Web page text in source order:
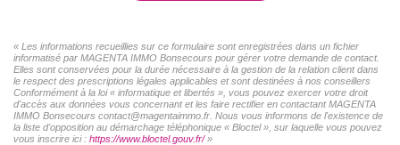
« Les informations recueillies sur ce formulaire sont enregistrées dans un fichier
informatisé par MAGENTA IMMO Bonsecours pour gérer votre demande de contact.
Elles sont conservées pour la durée nécessaire à la gestion de la relation client dans
le respect des prescriptions légales applicables et sont destinées à nos conseillers
Conformément à la loi « informatique et libertés », vous pouvez exercer votre droit
d'accès aux données vous concernant et les faire rectifier en contactant MAGENTA
IMMO Bonsecours contact@magentaimmo.fr. Nous vous informons de l'existence de
la liste d'opposition au démarchage téléphonique « Bloctel », sur laquelle vous pouvez
vous inscrire ici : https://www.bloctel.gouv.fr/»